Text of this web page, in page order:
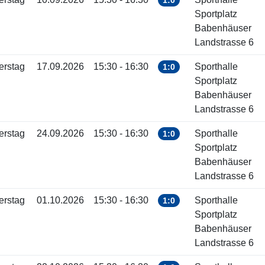
Sportplatz
Babenhäuser
Landstrasse 6
17.09.2026 15:30 - 16:30 1:0
Sporthalle
Sportplatz
Babenhäuser
Landstrasse 6
24.09.2026 15:30 - 16:30 1:0
Sporthalle
Sportplatz
Babenhäuser
Landstrasse 6
01.10.2026 15:30 - 16:30 1:0
Sporthalle
Sportplatz
Babenhäuser
Landstrasse 6